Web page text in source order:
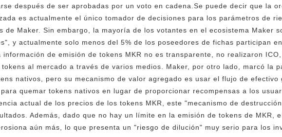
después de ser aprobadas por un voto en cadena.Se puede decir que la
es actualmente el único tomador de decisiones para los parámetros de
de Maker. Sin embargo, la mayoría de los votantes en el ecosistema Maker
y actualmente solo menos del 5% de los poseedores de fichas participan
información de emisión de tokens MKR no es transparente, no realizaron
tokens al mercado a través de varios medios. Maker, por otro lado, marcó la
nativos, pero su mecanismo de valor agregado es usar el flujo de
quemar tokens nativos en lugar de proporcionar recompensas a los
actual de los precios de los tokens MKR, este "mecanismo de
Además, dado que no hay un límite en la emisión de tokens de MKR,
aún más, lo que presenta un "riesgo de dilución" muy serio para los